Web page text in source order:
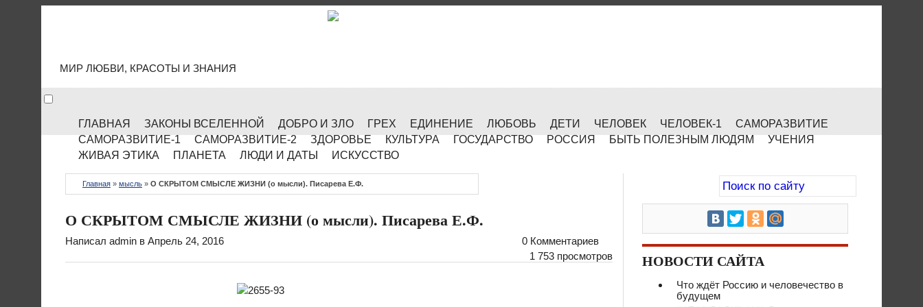
МИР ЛЮБВИ, КРАСОТЫ И ЗНАНИЯ
ГЛАВНАЯ ЗАКОНЫ ВСЕЛЕННОЙ ДОБРО И ЗЛО ГРЕХ ЕДИНЕНИЕ ЛЮБОВЬ ДЕТИ ЧЕЛОВЕК ЧЕЛОВЕК-1
САМОРАЗВИТИЕ
САМОРАЗВИТИЕ-1
САМОРАЗВИТИЕ-2 ЗДОРОВЬЕ КУЛЬТУРА ГОСУДАРСТВО РОССИЯ БЫТЬ ПОЛЕЗНЫМ ЛЮДЯМ
УЧЕНИЯ
ЖИВАЯ ЭТИКА
ПЛАНЕТА ЛЮДИ И ДАТЫ ИСКУССТВО
Главная » мысль » О СКРЫТОМ СМЫСЛЕ ЖИЗНИ (о мысли). Писарева Е.Ф.
О СКРЫТОМ СМЫСЛЕ ЖИЗНИ (о мысли). Писарева Е.Ф.
Написал admin в Апрель 24, 2016
0 Комментариев
1 753 просмотров
НОВОСТИ САЙТА
Что ждёт Россию и человечество в
будущем